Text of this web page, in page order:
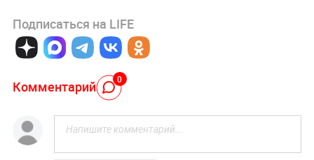
Подписаться на LIFE
Комментарий 0